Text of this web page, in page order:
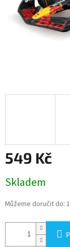
549 Kč
cena:
Skladem
Můžeme doručit do: